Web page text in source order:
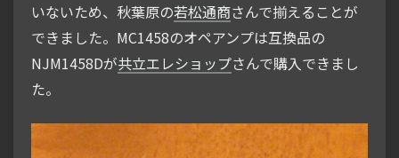
いないため、秋葉原の若松通商さんで揃えることが
できました。MC1458のオペアンプは互換品の
NJM1458Dが共立エレショップさんで購入できまし
た。